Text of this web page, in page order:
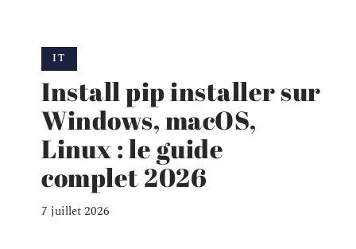
IT
Install pip installer sur
Windows, macOS,
Linux : le guide
complet 2026
7 juillet 2026